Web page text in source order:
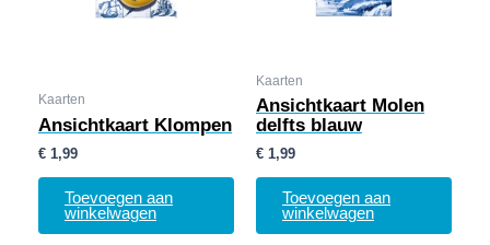
Kaarten
Ansichtkaart Klompen
€ 1,99
Toevoegen aan
winkelwagen
Kaarten
Ansichtkaart Molen
delfts blauw
€ 1,99
Toevoegen aan
winkelwagen